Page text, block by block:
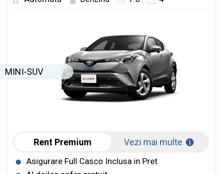
MINI-SUV
Rent Premium Vezi mai multe
Asigurare Full Casco Inclusa in Pret